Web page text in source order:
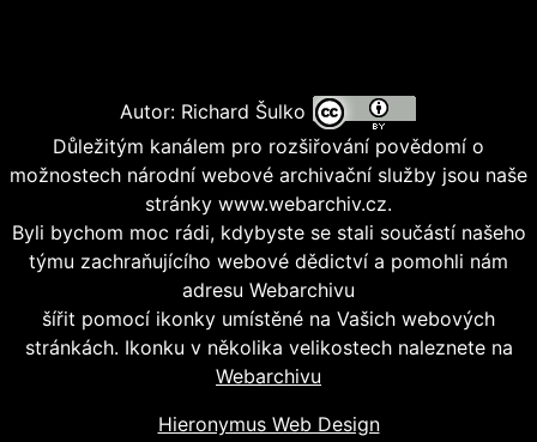
Autor: Richard Šulko
Důležitým kanálem pro rozšiřování povědomí o
možnostech národní webové archivační služby jsou naše
stránky www.webarchiv.cz.
Byli bychom moc rádi, kdybyste se stali součástí našeho
týmu zachraňujícího webové dědictví a pomohli nám
adresu Webarchivu
šířit pomocí ikonky umístěné na Vašich webových
stránkách. Ikonku v několika velikostech naleznete na
Webarchivu
Hieronymus Web Design